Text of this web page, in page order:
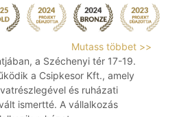
Mutass többet >>
a Széchenyi tér 17-19.
a Csipkesor Kft., amely
és ruházati
ismertté. A vállalkozás